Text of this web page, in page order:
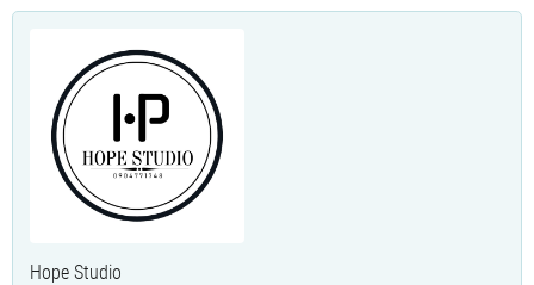
Hope Studio